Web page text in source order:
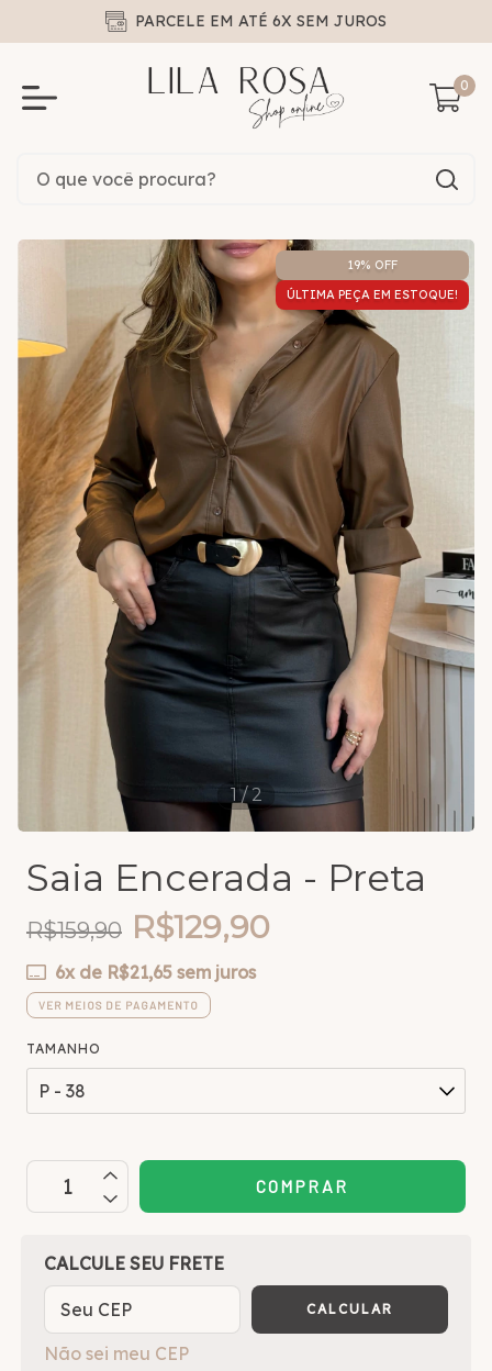
PARCELE EM ATÉ 6X SEM JUROS
0
19% OFF
ÚLTIMA PEÇA EM ESTOQUE!
1 / 2
Saia Encerada - Preta
R$159,90 R$129,90
6x de R$21,65 sem juros
VER MEIOS DE PAGAMENTO
TAMANHO
OPÇÕES DE FRETE
CALCULE SEU FRETE
CALCULAR
Não sei meu CEP